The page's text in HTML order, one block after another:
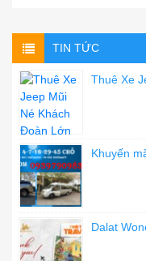
TIN TỨC
Thuê Xe
Khuyến
Dalat